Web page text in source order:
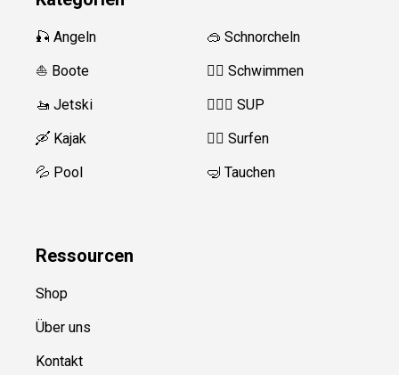
🎣 Angeln
⛵️ Boote
🚤 Jetski
🛶 Kajak
💦 Pool
🥽 Schnorcheln
🏊‍♂️ Schwimmen
🏄‍♀️🛶 SUP
🏄‍♂️ Surfen
🤿 Tauchen
Ressourcen
Shop
Über uns
Kontakt